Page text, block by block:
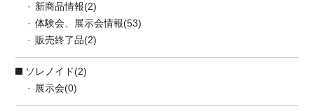
新商品情報(2)
体験会、展示会情報(53)
販売終了品(2)
ソレノイド(2)
展示会(0)